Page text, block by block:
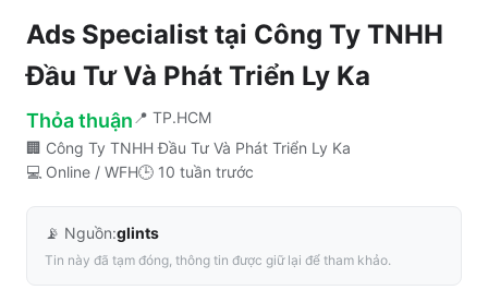
Ads Specialist tại Công Ty TNHH
Đầu Tư Và Phát Triển Ly Ka
Thỏa thuận 📍 TP.HCM
🏢 Công Ty TNHH Đầu Tư Và Phát Triển Ly Ka
💻 Online / WFH🕒 10 tuần trước
📡 Nguồn:glints
Tin này đã tạm đóng, thông tin được giữ lại để tham khảo.